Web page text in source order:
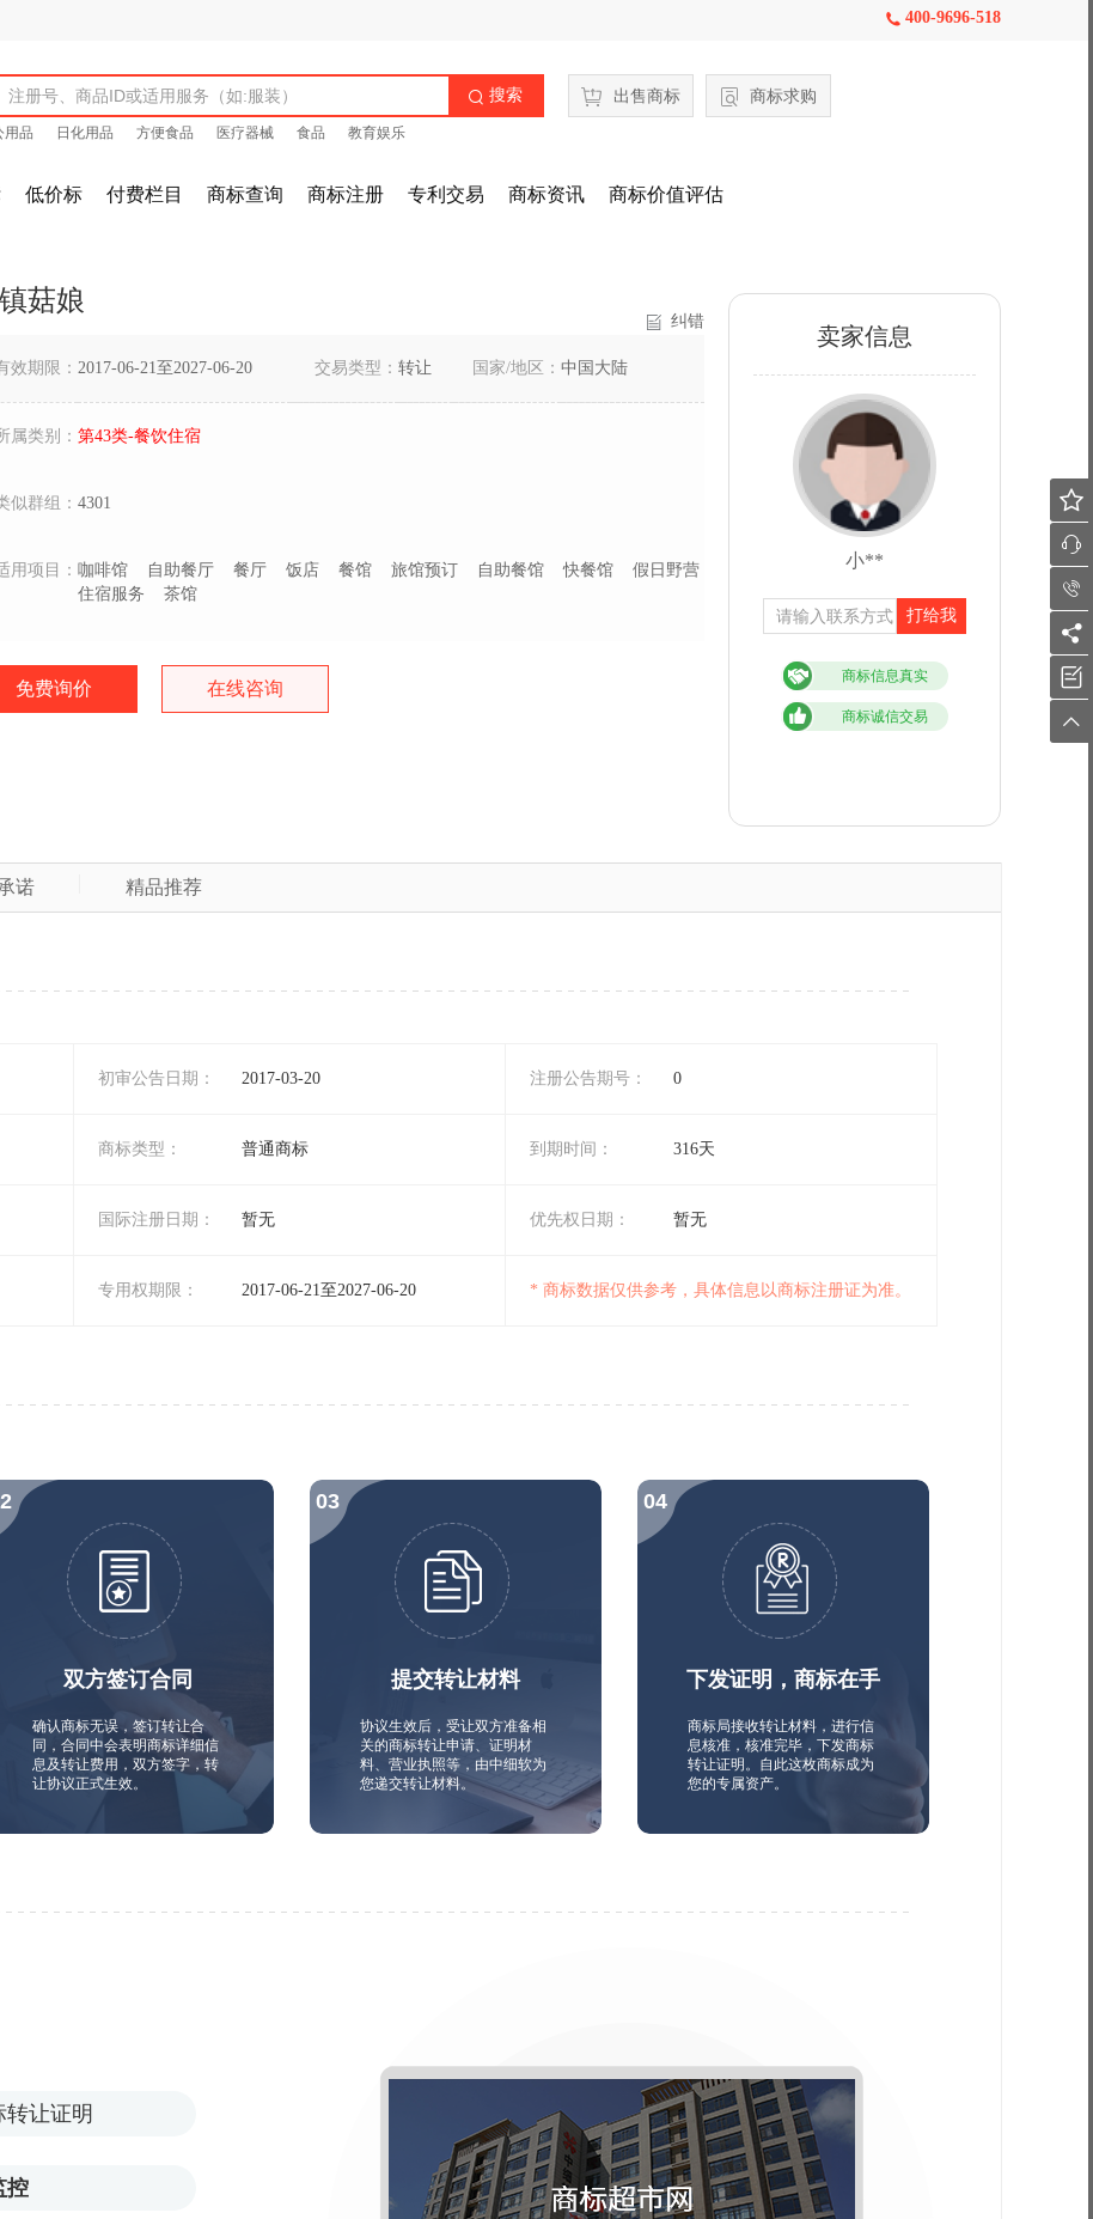
 400-9696-518
 搜索
用品 日化用品 方便食品 医疗器械 食品 教育娱乐
出售商标 商标求购
低价标 付费栏目 商标查询 商标注册 专利交易 商标资讯 商标价值评估
菇娘
纠错
效期限： 2017-06-21至2027-06-20 交易类型： 转让 国家/地区： 中国大陆
属类别： 第43类-餐饮住宿
似群组： 4301
用项目： 咖啡馆 自助餐厅 餐厅 饭店 餐馆 旅馆预订 自助餐馆 快餐馆
假日野营
住宿服务
茶馆
免费询价 在线咨询
卖家信息
小**
打给我
商标信息真实
商标诚信交易
诺 精品推荐
初审公告日期： 2017-03-20 注册公告期号： 0
商标类型： 普通商标 到期时间： 316天
国际注册日期： 暂无 优先权日期： 暂无
专用权期限： 2017-06-21至2027-06-20 * 商标数据仅供参考，具体信息以商标注册证为准。
双方签订合同
确认商标无误，签订转让合
同，合同中会表明商标详细信
息及转让费用，双方签字，转
让协议正式生效。
提交转让材料
协议生效后，受让双方准备相
关的商标转让申请、证明材
料、营业执照等，由中细软为
您递交转让材料。
下发证明，商标在手
商标局接收转让材料，进行信
息核准，核准完毕，下发商标
转让证明。自此这枚商标成为
您的专属资产。
让证明
控





